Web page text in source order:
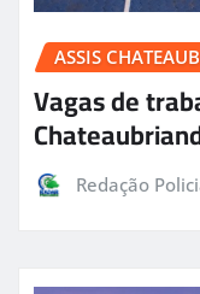
ASSIS
Vagas de
Redação